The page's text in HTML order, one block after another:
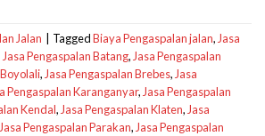
Jalan TaggedBiaya Pengaspalan jalan, Jasa
Jasa Pengaspalan Batang, Jasa Pengaspalan
, Jasa Pengaspalan Brebes, Jasa
Pengaspalan Karanganyar, Jasa Pengaspalan
Kendal, Jasa Pengaspalan Klaten, Jasa
Jasa Pengaspalan Parakan, Jasa Pengaspalan